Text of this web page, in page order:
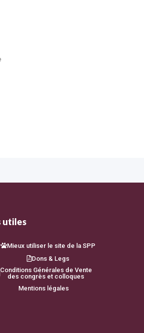
utiles
Mieux utiliser le site de la SPP
Dons & Legs
Conditions Générales de Vente
des congrès et colloques
Mentions légales